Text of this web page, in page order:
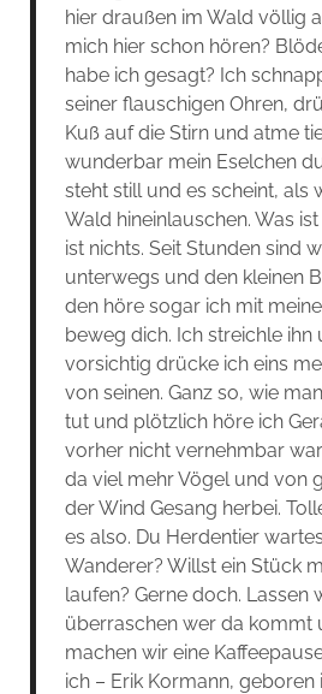
hier draußen im Wald völlig
mich hier schon hören?
habe ich gesagt? Ich
seiner flauschigen Ohren,
Kuß auf die Stirn und atme
wunderbar mein Eselchen
steht still und es scheint, als
Wald hineinlauschen. Was
ist nichts. Seit Stunden sind
unterwegs und den kleinen
den höre sogar ich mit
beweg dich. Ich streichle ihn
vorsichtig drücke ich eins
von seinen. Ganz so, wie
tut und plötzlich höre ich
vorher nicht vernehmbar
da viel mehr Vögel und von
der Wind Gesang herbei.
es also. Du Herdentier
Wanderer? Willst ein Stück
laufen? Gerne doch. Lassen
überraschen wer da kommt
machen wir eine
ich – Erik Kormann, geboren